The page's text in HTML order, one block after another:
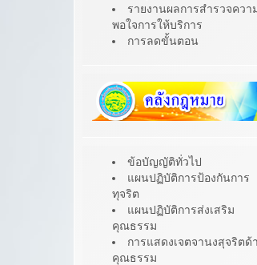
รายงานผลการสำรวจควา
พอใจการให้บริการ
การลดขั้นตอน
ข้อบัญญัติทั่วไป
แผนปฏิบัติการป้องกันการ
ทุจริต
แผนปฏิบัติการส่งเสริม
คุณธรรม
การแสดงเจตจานงสุจริตด้
คุณธรรม